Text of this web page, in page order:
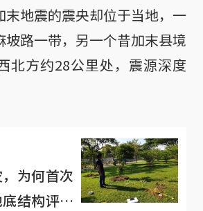
末地震的震央却位于当地，一
坡路一带，另一个昔加末县境
北方约28公里处，震源深度
为何首次
结构评估